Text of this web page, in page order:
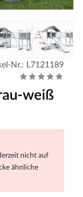
Nr.: L7121189
weiß
nicht auf
ähnliche